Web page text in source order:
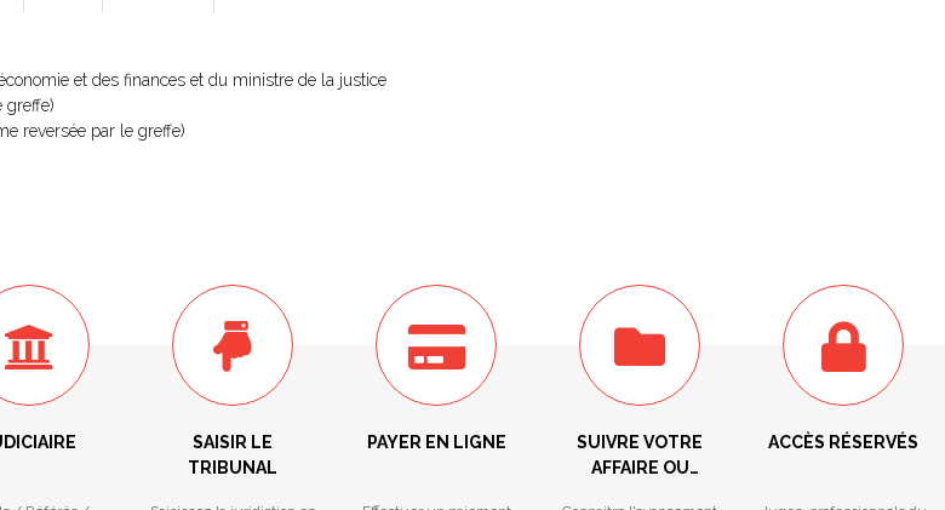
et des finances et du ministre de la justice
greffe)
reversée par le greffe)
SAISIR LE
TRIBUNAL
PAYER EN LIGNE
SUIVRE VOTRE
AFFAIRE OU
ACCÈS RÉSERVÉS